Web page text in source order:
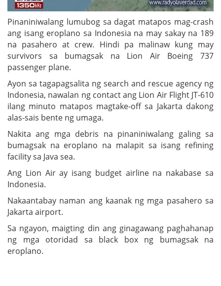
Pinaniniwalang lumubog sa dagat matapos mag-crash
ang isang eroplano sa Indonesia na may sakay na 189
na pasahero at crew. Hindi pa malinaw kung may
survivors sa bumagsak na Lion Air Boeing 737
passenger plane.
Ayon sa tagapagsalita ng search and rescue agency ng
Indonesia, nawalan ng contact ang Lion Air Flight JT-610
ilang minuto matapos magtake-off sa Jakarta dakong
alas-sais bente ng umaga.
Nakita ang mga debris na pinaniniwalang galing sa
bumagsak na eroplano na malapit sa isang refining
facility sa Java sea.
Ang Lion Air ay isang budget airline na nakabase sa
Indonesia.
Nakaantabay naman ang kaanak ng mga pasahero sa
Jakarta airport.
Sa ngayon, maigting din ang ginagawang paghahanap
ng mga otoridad sa black box ng bumagsak na
eroplano.